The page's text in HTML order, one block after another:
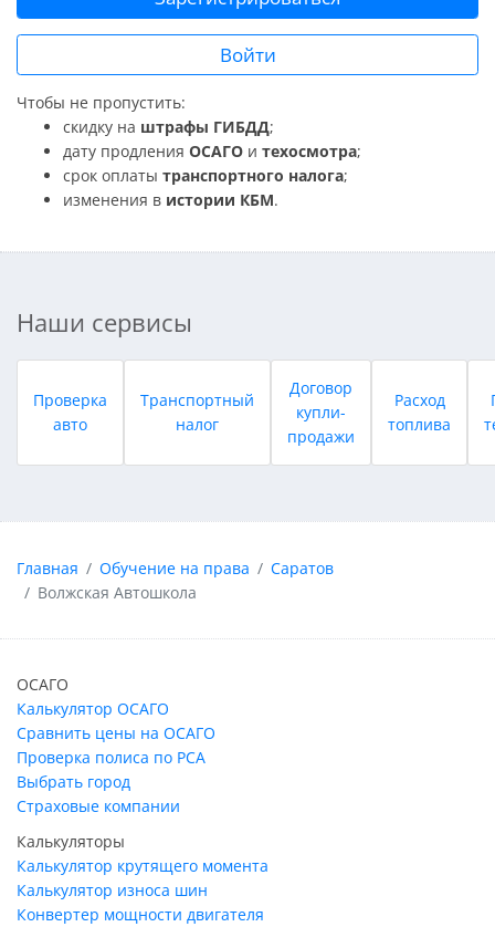
Войти
Чтобы не пропустить:
скидку на штрафы ГИБДД;
дату продления ОСАГО и техосмотра;
срок оплаты транспортного налога;
изменения в истории КБМ.
Наши сервисы
Проверка
авто
Транспортный
налог
Договор
купли-
продажи
Расход
топлива
Главная Обучение на права
Саратов
Волжская Автошкола
ОСАГО
Калькулятор ОСАГО
Сравнить цены на ОСАГО
Проверка полиса по РСА
Выбрать город
Страховые компании
Калькуляторы
Калькулятор крутящего момента
Калькулятор износа шин
Конвертер мощности двигателя